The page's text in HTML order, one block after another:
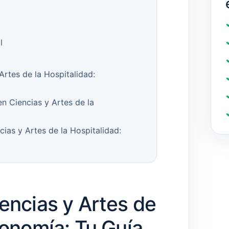
de la Hospitalidad:
Ciencias y Artes de la
y Artes de la Hospitalidad:
y Artes de